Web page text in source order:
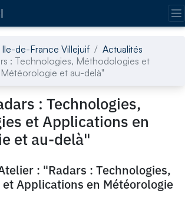
Ile-de-France Villejuif
Actualités
: Technologies, Méthodologies et
et au-delà"
: Technologies,
et Applications en
et au-delà"
: "Radars : Technologies,
Applications en Météorologie